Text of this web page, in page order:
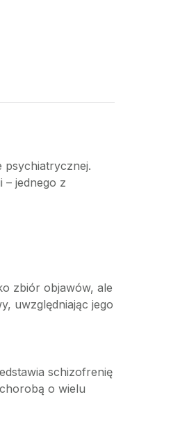
psychiatrycznej.
– jednego z
zbiór objawów, ale
uwzględniając jego
schizofrenię
o wielu